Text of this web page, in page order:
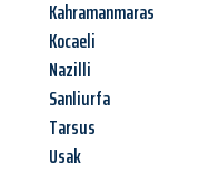
Kahramanmaras
Kocaeli
Nazilli
Sanliurfa
Tarsus
Usak